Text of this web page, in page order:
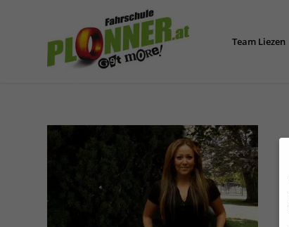
Team Liezen